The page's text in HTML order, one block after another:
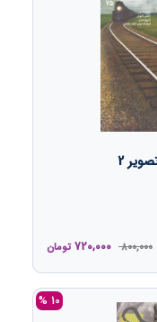
800,000
720,000 تومان
10 %